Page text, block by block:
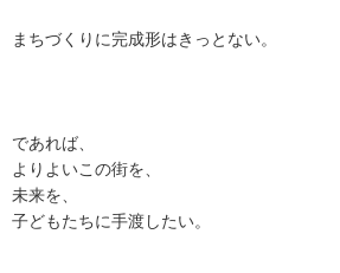
まちづくりに完成形はきっとない。
であれば、
よりよいこの街を、
未来を、
子どもたちに手渡したい。